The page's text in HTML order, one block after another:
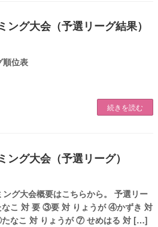
グ大会（予選リーグ結果）
順位表
続きを読む
グ大会（予選リーグ）
グ大会概要はこちらから。 予選リー
こ 対 要 ③要 対 りょうが ④かずき 対
なこ 対 りょうが ⑦ せめはる 対 […]